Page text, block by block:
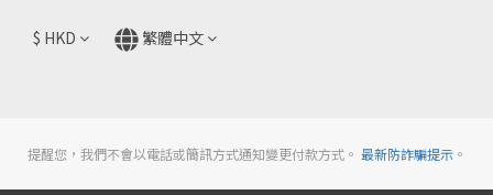
$ HKD 繁體中文
提醒您，我們不會以電話或簡訊方式通知變更付款方式。 最新防詐騙提示。